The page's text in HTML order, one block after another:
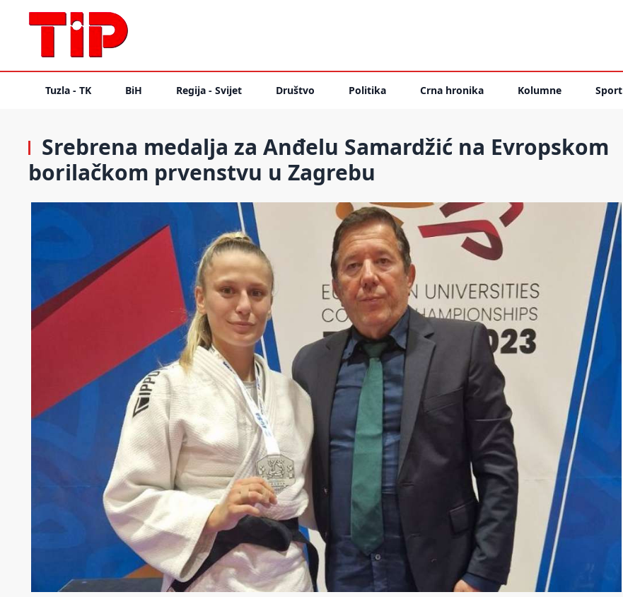
Tuzla - TK BiH Regija - Svijet Društvo Politika Crna hronika Kolumne Sport
Srebrena medalja za Anđelu Samardžić na Evropskom
borilačkom prvenstvu u Zagrebu